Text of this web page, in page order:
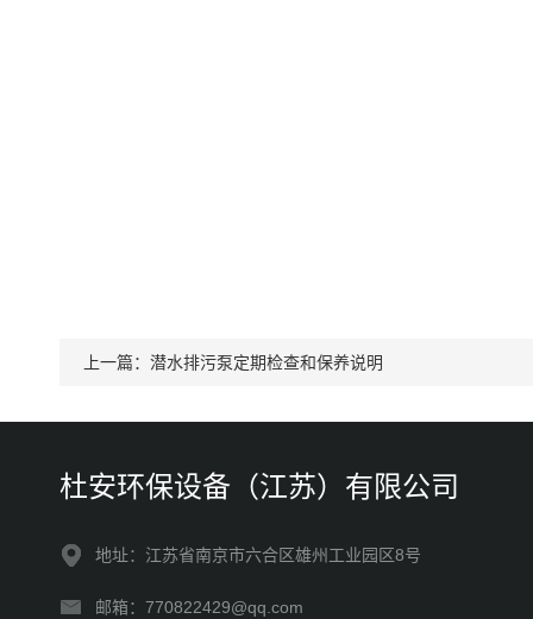
上一篇： 潜水排污泵定期检查和保养说明
杜安环保设备（江苏）有限公司
地址：江苏省南京市六合区雄州工业园区8号
邮箱：770822429@qq.com